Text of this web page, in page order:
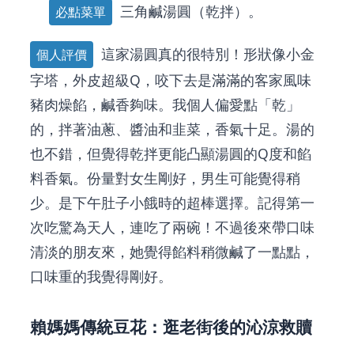
必點菜單 三角鹹湯圓（乾拌）。
個人評價
這家湯圓真的很特別！形狀像小金
字塔，外皮超級Q，咬下去是滿滿的客家風味
豬肉燥餡，鹹香夠味。我個人偏愛點「乾」
的，拌著油蔥、醬油和韭菜，香氣十足。湯的
也不錯，但覺得乾拌更能凸顯湯圓的Q度和餡
料香氣。份量對女生剛好，男生可能覺得稍
少。是下午肚子小餓時的超棒選擇。記得第一
次吃驚為天人，連吃了兩碗！不過後來帶口味
清淡的朋友來，她覺得餡料稍微鹹了一點點，
口味重的我覺得剛好。
賴媽媽傳統豆花：逛老街後的沁涼救贖